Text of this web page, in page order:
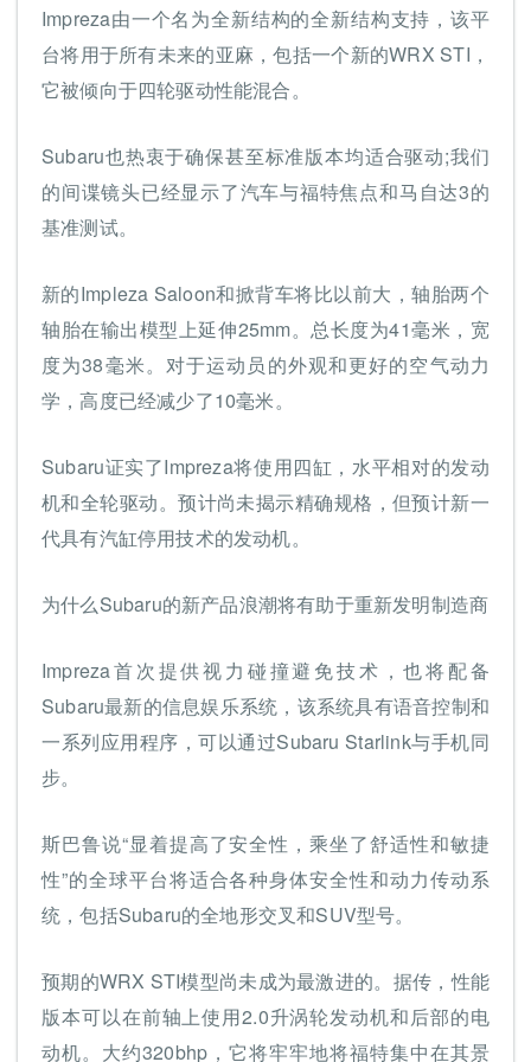
Impreza由一个名为全新结构的全新结构支持，该平
台将用于所有未来的亚麻，包括一个新的WRX STI，
它被倾向于四轮驱动性能混合。
Subaru也热衷于确保甚至标准版本均适合驱动;我们
的间谍镜头已经显示了汽车与福特焦点和马自达3的
基准测试。
新的Impleza Saloon和掀背车将比以前大，轴胎两个
轴胎在输出模型上延伸25mm。总长度为41毫米，宽
度为38毫米。对于运动员的外观和更好的空气动力
学，高度已经减少了10毫米。
Subaru证实了Impreza将使用四缸，水平相对的发动
机和全轮驱动。预计尚未揭示精确规格，但预计新一
代具有汽缸停用技术的发动机。
为什么Subaru的新产品浪潮将有助于重新发明制造商
Impreza首次提供视力碰撞避免技术，也将配备
Subaru最新的信息娱乐系统，该系统具有语音控制和
一系列应用程序，可以通过Subaru Starlink与手机同
步。
斯巴鲁说“显着提高了安全性，乘坐了舒适性和敏捷
性”的全球平台将适合各种身体安全性和动力传动系
统，包括Subaru的全地形交叉和SUV型号。
预期的WRX STI模型尚未成为最激进的。据传，性能
版本可以在前轴上使用2.0升涡轮发动机和后部的电
动机。大约320bhp，它将牢牢地将福特集中在其景